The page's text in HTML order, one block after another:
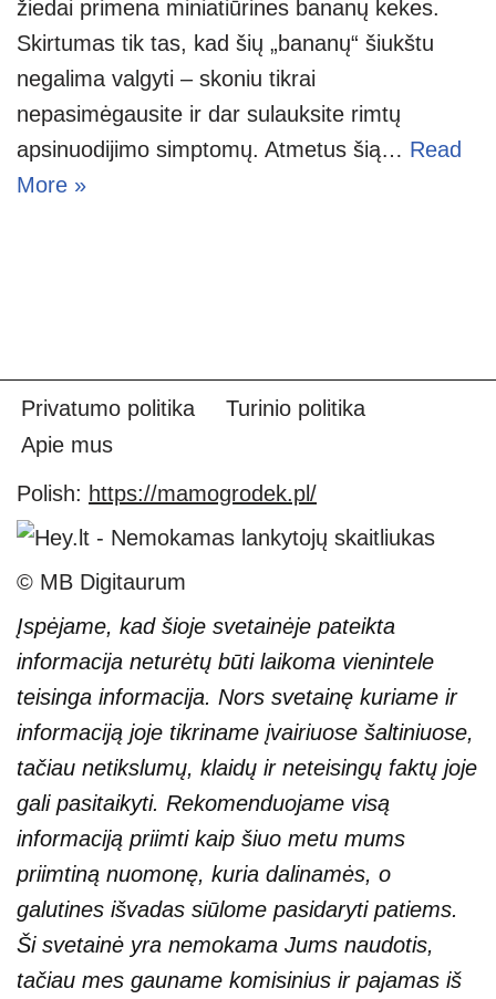
žiedai primena miniatiūrines bananų kekes.
Skirtumas tik tas, kad šių „bananų“ šiukštu
negalima valgyti – skoniu tikrai
nepasimėgausite ir dar sulauksite rimtų
apsinuodijimo simptomų. Atmetus šią… Read
More »
Privatumo politika
Turinio politika
Apie mus
Polish: https://mamogrodek.pl/
© MB Digitaurum
Įspėjame, kad šioje svetainėje pateikta
informacija neturėtų būti laikoma vienintele
teisinga informacija. Nors svetainę kuriame ir
informaciją joje tikriname įvairiuose šaltiniuose,
tačiau netikslumų, klaidų ir neteisingų faktų joje
gali pasitaikyti. Rekomenduojame visą
informaciją priimti kaip šiuo metu mums
priimtiną nuomonę, kuria dalinamės, o
galutines išvadas siūlome pasidaryti patiems.
Ši svetainė yra nemokama Jums naudotis,
tačiau mes gauname komisinius ir pajamas iš